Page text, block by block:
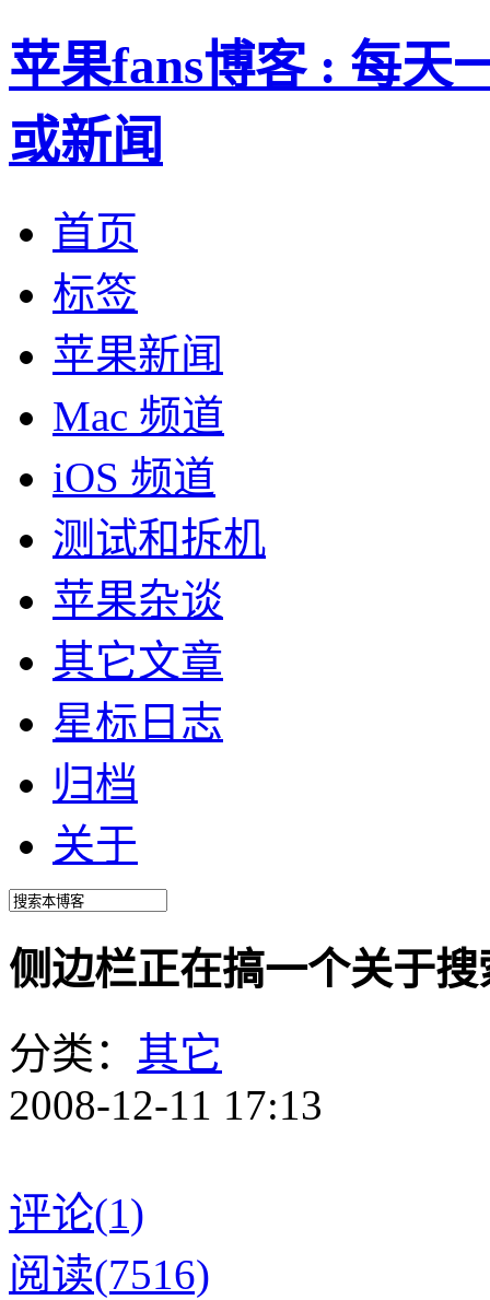
苹果fans博客 : 每天
或新闻
首页
标签
苹果新闻
Mac 频道
iOS 频道
测试和拆机
苹果杂谈
其它文章
星标日志
归档
关于
侧边栏正在搞一个关于
分类： 其它
2008-12-11 17:13
评论(1)
阅读(7516)